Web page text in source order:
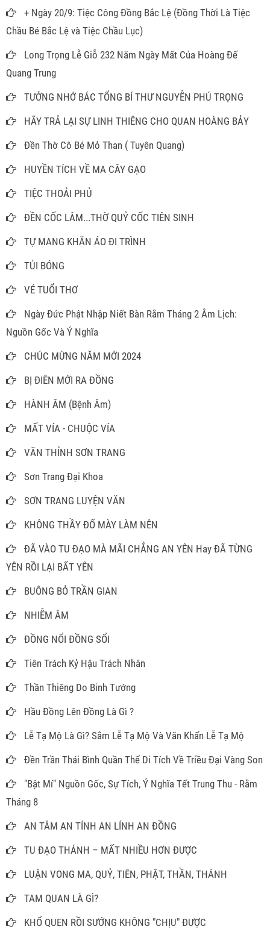
+ Ngày 20/9: Tiệc Công Đồng Bắc Lệ (Đồng Thời Là Tiệc
Chầu Bé Bắc Lệ và Tiệc Chầu Lục)
Long Trọng Lễ Giỗ 232 Năm Ngày Mất Của Hoàng Đế
Quang Trung
TƯỞNG NHỚ BÁC TỔNG BÍ THƯ NGUYỄN PHÚ TRỌNG
HÃY TRẢ LẠI SỰ LINH THIÊNG CHO QUAN HOÀNG BẢY
Đền Thờ Cô Bé Mỏ Than ( Tuyên Quang)
HUYỀN TÍCH VỀ MA CÂY GẠO
TIỆC THOẢI PHỦ
ĐỀN CỐC LÂM...THỜ QUỶ CỐC TIÊN SINH
TỰ MANG KHĂN ÁO ĐI TRÌNH
TỦI BÓNG
VÉ TUỔI THƠ
Ngày Đức Phật Nhập Niết Bàn Rằm Tháng 2 Âm Lịch:
Nguồn Gốc Và Ý Nghĩa
CHÚC MỪNG NĂM MỚI 2024
BỊ ĐIÊN MỚI RA ĐỒNG
HÀNH ÂM (Bệnh Âm)
MẤT VÍA - CHUỘC VÍA
VĂN THỈNH SƠN TRANG
Sơn Trang Đại Khoa
SƠN TRANG LUYỆN VĂN
KHÔNG THẦY ĐỐ MÀY LÀM NÊN
ĐÃ VÀO TU ĐẠO MÀ MÃI CHẲNG AN YÊN Hay ĐÃ TỪNG
YÊN RỒI LẠI BẤT YÊN
BUÔNG BỎ TRẦN GIAN
NHIỄM ÂM
ĐỒNG NỔI ĐỒNG SỔI
Tiên Trách Kỷ Hậu Trách Nhân
Thần Thiêng Do Binh Tướng
Hầu Đồng Lên Đồng Là Gì ?
Lễ Tạ Mộ Là Gì? Sắm Lễ Tạ Mộ Và Văn Khấn Lễ Tạ Mộ
Đền Trần Thái Bình Quần Thể Di Tích Về Triều Đại Vàng Son
"Bật Mí" Nguồn Gốc, Sự Tích, Ý Nghĩa Tết Trung Thu - Rằm
Tháng 8
AN TÂM AN TÍNH AN LÍNH AN ĐỒNG
TU ĐẠO THÁNH – MẤT NHIỀU HƠN ĐƯỢC
LUẬN VONG MA, QUỶ, TIÊN, PHẬT, THẦN, THÁNH
TAM QUAN LÀ GÌ?
KHỔ QUEN RỒI SƯỚNG KHÔNG "CHỊU" ĐƯỢC